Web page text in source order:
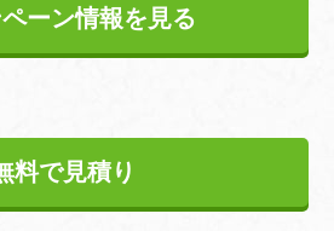
ーン情報を見る
料で見積り